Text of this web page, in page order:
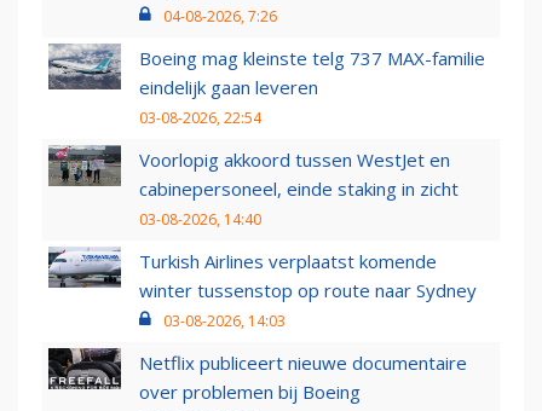
04-08-2026, 7:26
Boeing mag kleinste telg 737 MAX-familie
eindelijk gaan leveren
03-08-2026, 22:54
Voorlopig akkoord tussen WestJet en
cabinepersoneel, einde staking in zicht
03-08-2026, 14:40
Turkish Airlines verplaatst komende
winter tussenstop op route naar Sydney
03-08-2026, 14:03
Netflix publiceert nieuwe documentaire
over problemen bij Boeing